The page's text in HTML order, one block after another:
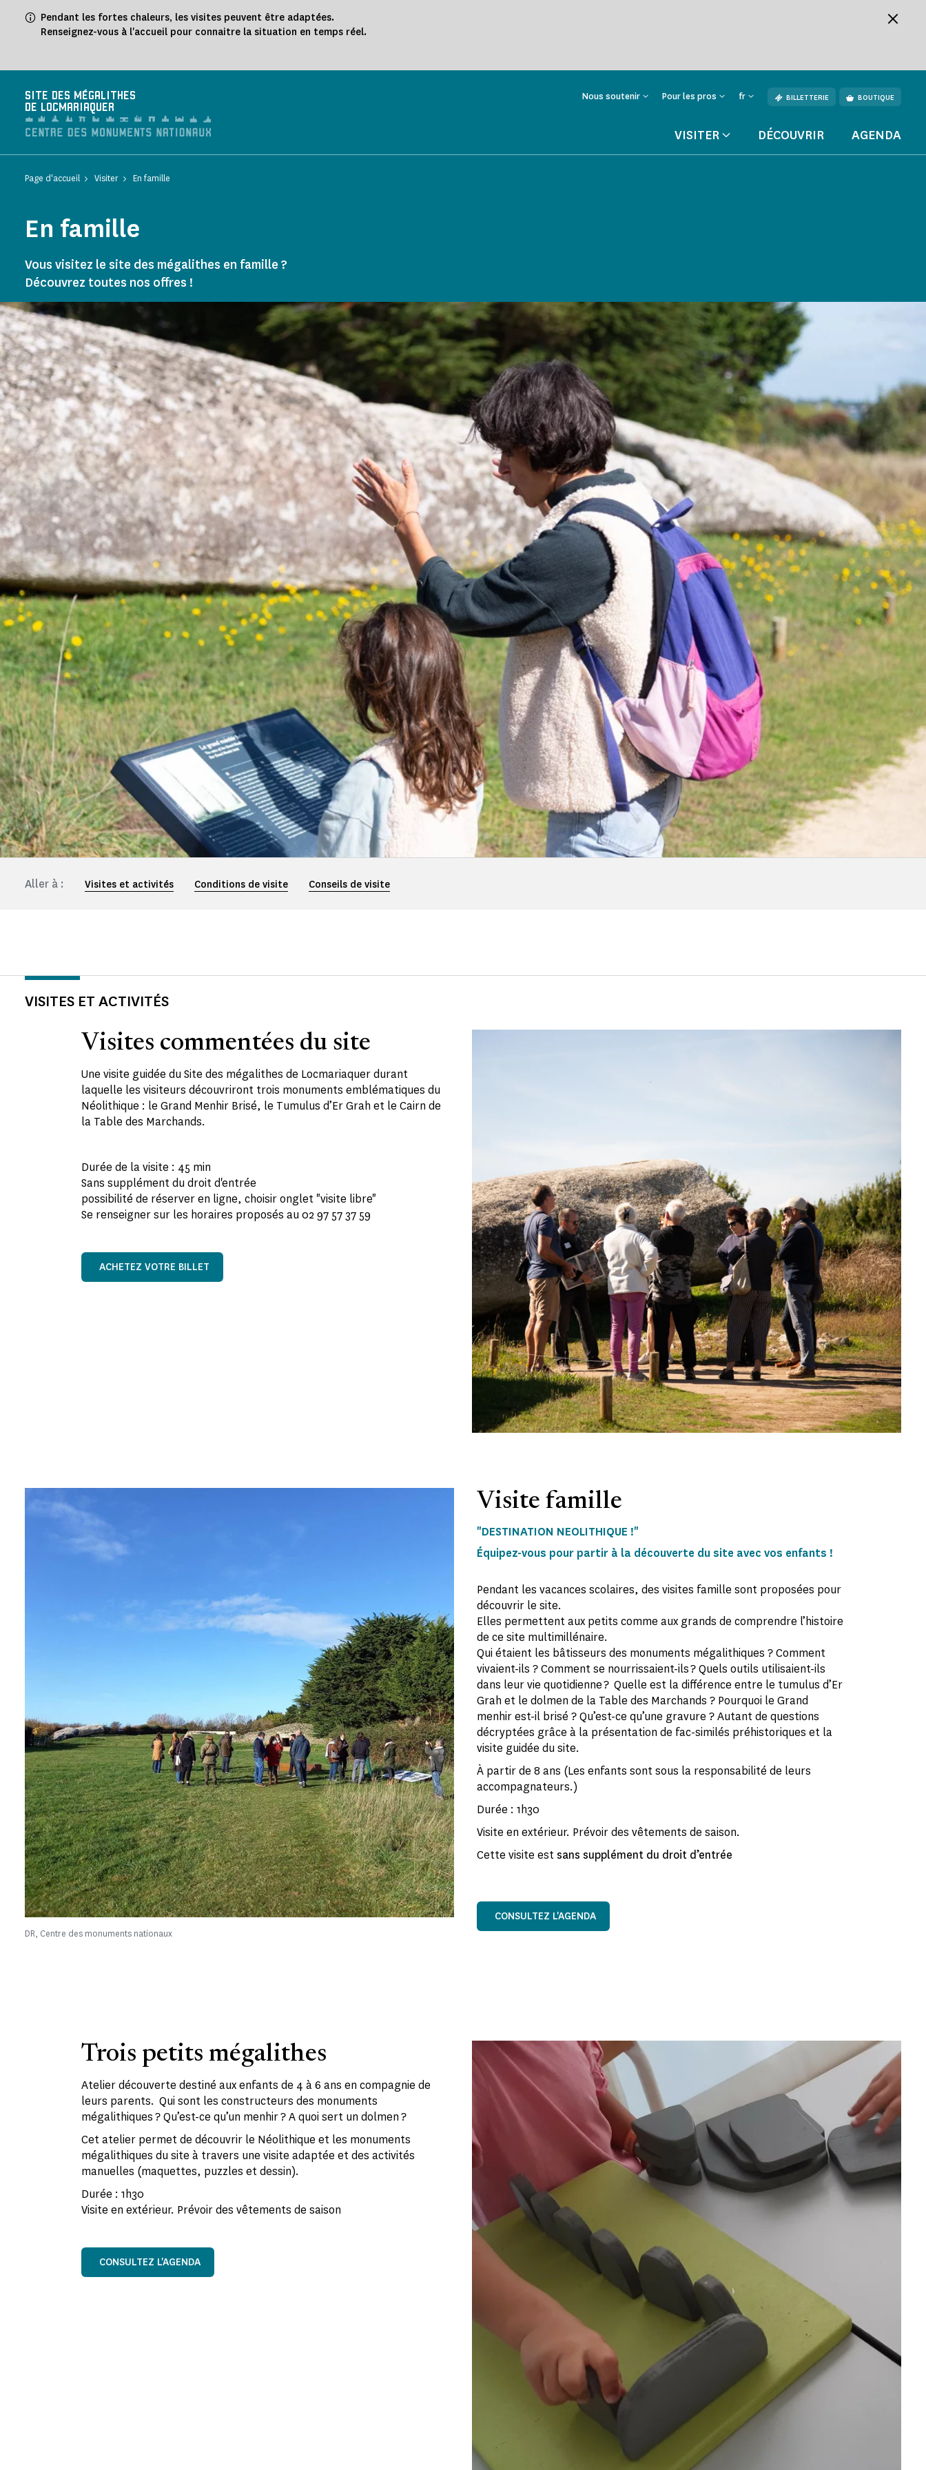
Pendant les fortes chaleurs, les visites peuvent être adaptées.
Renseignez-vous à l'accueil pour connaitre la situation en temps réel.
SITE DES MÉGALITHES
DE LOCMARIAQUER
Nous soutenir Pour les pros fr BILLETTERIE BOUTIQUE
VISITER DÉCOUVRIR AGENDA
Page d'accueil Visiter En famille
En famille
Vous visitez le site des mégalithes en famille ?
Découvrez toutes nos offres !
Aller à : Visites et activités Conditions de visite Conseils de visite
VISITES ET ACTIVITÉS
Visites commentées du site
Une visite guidée du Site des mégalithes de Locmariaquer durant
laquelle les visiteurs découvriront trois monuments emblématiques du
Néolithique : le Grand Menhir Brisé, le Tumulus d’Er Grah et le Cairn de
la Table des Marchands.
Durée de la visite : 45 min
Sans supplément du droit d'entrée
possibilité de réserver en ligne, choisir onglet "visite libre"
Se renseigner sur les horaires proposés au 02 97 57 37 59
ACHETEZ VOTRE BILLET
Visite famille
"DESTINATION NEOLITHIQUE !"
Équipez-vous pour partir à la découverte du site avec vos enfants !
Pendant les vacances scolaires, des visites famille sont proposées pour
découvrir le site.
Elles permettent aux petits comme aux grands de comprendre l’histoire
de ce site multimillénaire.
Qui étaient les bâtisseurs des monuments mégalithiques ? Comment
vivaient-ils ? Comment se nourrissaient-ils ? Quels outils utilisaient-ils
dans leur vie quotidienne ? Quelle est la différence entre le tumulus d’Er
Grah et le dolmen de la Table des Marchands ? Pourquoi le Grand
menhir est-il brisé ? Qu’est-ce qu’une gravure ? Autant de questions
décryptées grâce à la présentation de fac-similés préhistoriques et la
visite guidée du site.
À partir de 8 ans (Les enfants sont sous la responsabilité de leurs
accompagnateurs.)
Durée : 1h30
Visite en extérieur. Prévoir des vêtements de saison.
Cette visite est sans supplément du droit d’entrée
CONSULTEZ L'AGENDA
DR, Centre des monuments nationaux
Trois petits mégalithes
Atelier découverte destiné aux enfants de 4 à 6 ans en compagnie de
leurs parents. Qui sont les constructeurs des monuments
mégalithiques ? Qu’est-ce qu’un menhir ? A quoi sert un dolmen ?
Cet atelier permet de découvrir le Néolithique et les monuments
mégalithiques du site à travers une visite adaptée et des activités
manuelles (maquettes, puzzles et dessin).
Durée : 1h30
Visite en extérieur. Prévoir des vêtements de saison
CONSULTEZ L'AGENDA